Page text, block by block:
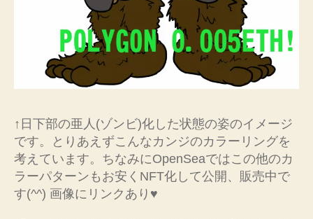
↑日下部の亜人(ゾンビ)化した状態の姿のイメージ
です。とりあえずこんなカンジのカラーリングを
考えています。ちなみにOpenSeaではこの他のカ
ラーパターンもお安くNFT化して公開、販売中で
す(^^) 画像にリンクあり♥